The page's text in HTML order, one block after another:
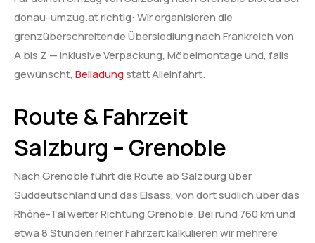
donau-umzug.at richtig: Wir organisieren die
grenzüberschreitende Übersiedlung nach Frankreich von
A bis Z — inklusive Verpackung, Möbelmontage und, falls
gewünscht, Beiladungstatt Alleinfahrt.
Route & Fahrzeit
Salzburg – Grenoble
Nach Grenoble führt die Route ab Salzburg über
Süddeutschland und das Elsass, von dort südlich über das
Rhône-Tal weiter Richtung Grenoble. Bei rund 760 km und
etwa 8 Stunden reiner Fahrzeit kalkulieren wir mehrere